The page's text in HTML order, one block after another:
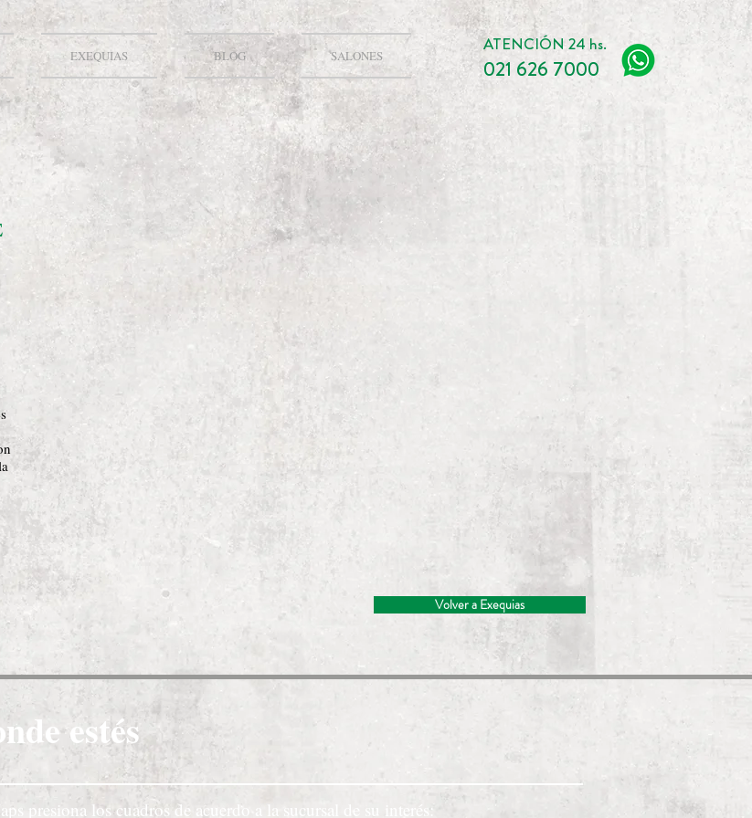
EXEQUIAS BLOG SALONES
ATENCIÓN 24 hs.
021 626 7000
Volver a Exequias
estés
presiona los cuadros de acuerdo a la sucursal de su interés: